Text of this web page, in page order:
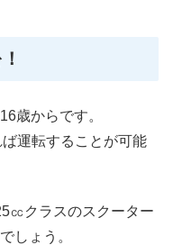
歳からです。
運転することが可能
㏄クラスのスクーター
しょう。